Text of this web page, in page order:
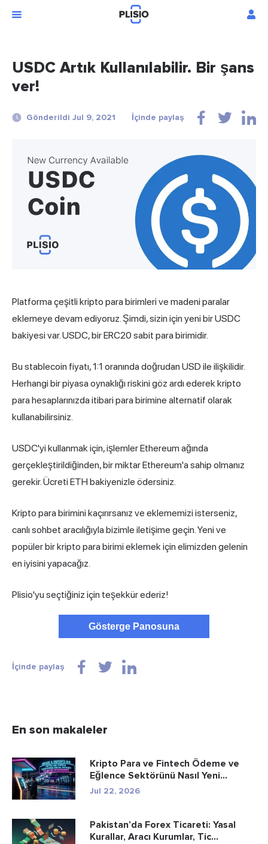
USDC Artık Kullanılabilir. Bir şans
ver!
Gönderildi Jul 9, 2021 İçinde paylaş
Platforma çeşitli kripto para birimleri ve madeni paralar
eklemeye devam ediyoruz. Şimdi, sizin için yeni bir USDC
bakiyesi var. USDC, bir ERC20 sabit para birimidir.
Bu stablecoin fiyatı, 1:1 oranında doğrudan USD ile ilişkilidir.
Herhangi bir piyasa oynaklığı riskini göz ardı ederek kripto
para hesaplarınızda itibari para birimine alternatif olarak
kullanabilirsiniz.
USDC'yi kullanmak için, işlemler Ethereum ağında
gerçekleştirildiğinden, bir miktar Ethereum'a sahip olmanız
gerekir. Ücreti ETH bakiyenizle ödersiniz.
Kripto para birimini kaçırırsanız ve eklememizi isterseniz,
canlı sohbet aracılığıyla bizimle iletişime geçin. Yeni ve
popüler bir kripto para birimi eklemek için elimizden gelenin
en iyisini yapacağız.
Plisio'yu seçtiğiniz için teşekkür ederiz!
Gösterge Panosuna
İçinde paylaş
En son makaleler
Kripto Para ve Fintech Ödeme ve
Eğlence Sektörünü Nasıl Yeni...
Jul 22, 2026
Pakistan’da Forex Ticareti: Yasal
Kurallar, Aracı Kurumlar, Tic...